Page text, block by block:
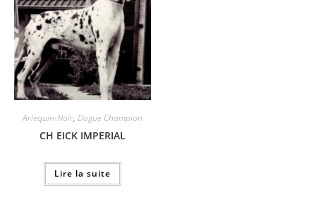
Arlequin-Noir, Dogue Champion
CH EICK IMPERIAL
Lire la suite